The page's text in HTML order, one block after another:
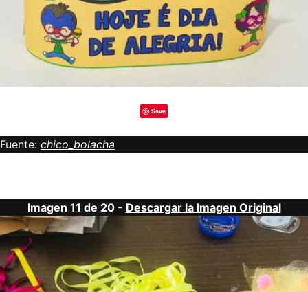
Save
Fuente: chico_bolacha
Imagen 11 de 20 - Descargar la Imagen Original